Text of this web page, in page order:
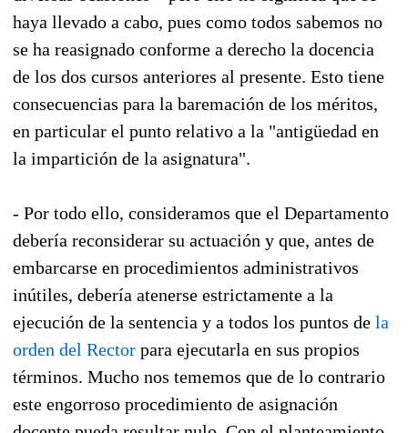
haya llevado a cabo, pues como todos sabemos no
se ha reasignado conforme a derecho la docencia
de los dos cursos anteriores al presente. Esto tiene
consecuencias para la baremación de los méritos,
en particular el punto relativo a la "antigüedad en
la impartición de la asignatura".
- Por todo ello, consideramos que el Departamento
debería reconsiderar su actuación y que, antes de
embarcarse en procedimientos administrativos
inútiles, debería atenerse estrictamente a la
ejecución de la sentencia y a todos los puntos de la
orden del Rector para ejecutarla en sus propios
términos. Mucho nos tememos que de lo contrario
este engorroso procedimiento de asignación